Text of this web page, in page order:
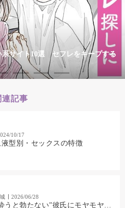
系サイト10選 セフレをキープする
連記事
10/17
液型別・セックスの特徴
2026/06/28
うと勃たない”彼氏にモヤモヤ…